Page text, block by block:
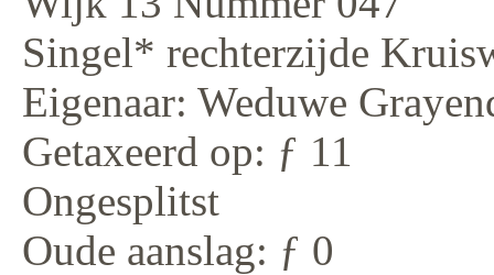
Singel* rechterzijde
Eigenaar: Weduwe
Getaxeerd op: ƒ 11
Ongesplitst
Oude aanslag: ƒ 0